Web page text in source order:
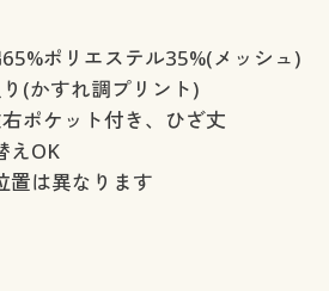
ポリエステル35%(メッシュ)
(かすれ調プリント)
ポケット付き、ひざ丈
えOK
は異なります